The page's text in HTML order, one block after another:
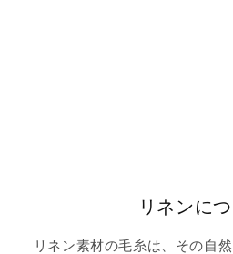
リネンに
リネン素材の毛糸は、その自